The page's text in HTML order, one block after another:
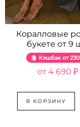
Коралловые
букете от 9
Кэшбэк
4 690 ₽
В КОРЗИНУ